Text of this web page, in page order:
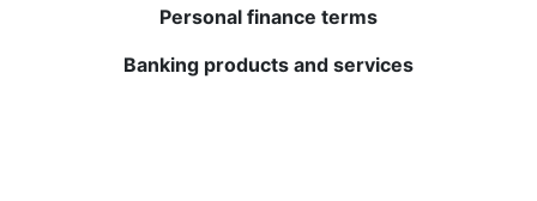
ที่สุดในด้านการศึกษาของฉัน ขนาดชั้นเรียนที่เล็กและการ
ฉันใช้ภาษาอังกฤษได้อย่างสบายใจมากขึ้น ขอแนะนำอย่าง
Personal finance terms
Banking products and services